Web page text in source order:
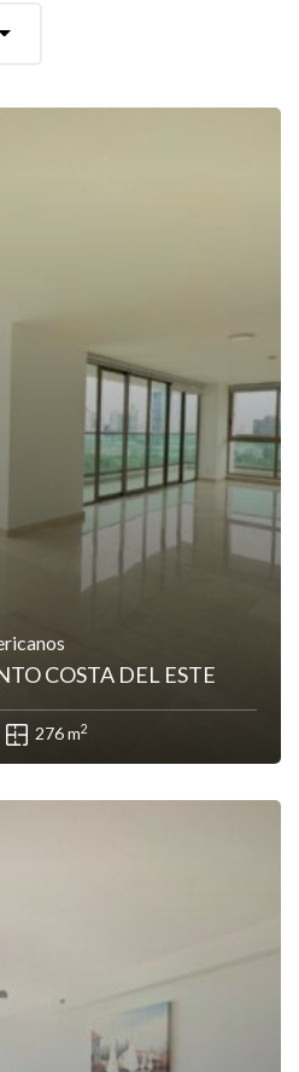
COSTA DEL ESTE
276 m2